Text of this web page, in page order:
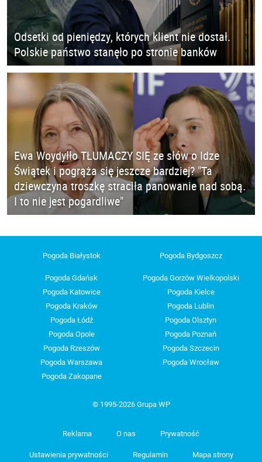
Odsetki od pieniędzy, których klient nie dostał.
Polskie państwo stanęło po stronie banków
Ewa Woydyłło TŁUMACZY SIĘ ze słów o Idze
Świątek i pogrąża się jeszcze bardziej? "Ta
dziewczyna troszkę straciła panowanie nad sobą.
I to nie jest pogardliwe"
Pogoda Białystok Pogoda Bydgoszcz
Pogoda Gdańsk
Pogoda Gorzów Wielkopolski
Pogoda Katowice
Pogoda Kielce
Pogoda Kraków
Pogoda Lublin
Pogoda Łódź
Pogoda Olsztyn
Pogoda Opole
Pogoda Poznań
Pogoda Rzeszów
Pogoda Szczecin
Pogoda Warszawa
Pogoda Wrocław
Pogoda Zakopane
© 1995-2026 Grupa WP
Reklama O nas Prywatność
Ustawienia prywatności Regulamin Mapa strony